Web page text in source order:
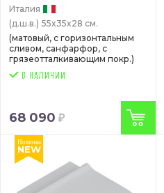
(артикул 0511550031)
Италия
(д.ш.в.) 55x35x28 см.
(матовый, с горизонтальным
сливом, санфарфор, с
грязеотталкивающим покр.)
68 090
Новинка
NEW